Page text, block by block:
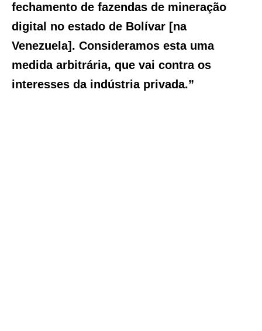
fechamento de fazendas de mineração
digital no estado de Bolívar [na
Venezuela]. Consideramos esta uma
medida arbitrária, que vai contra os
interesses da indústria privada.”